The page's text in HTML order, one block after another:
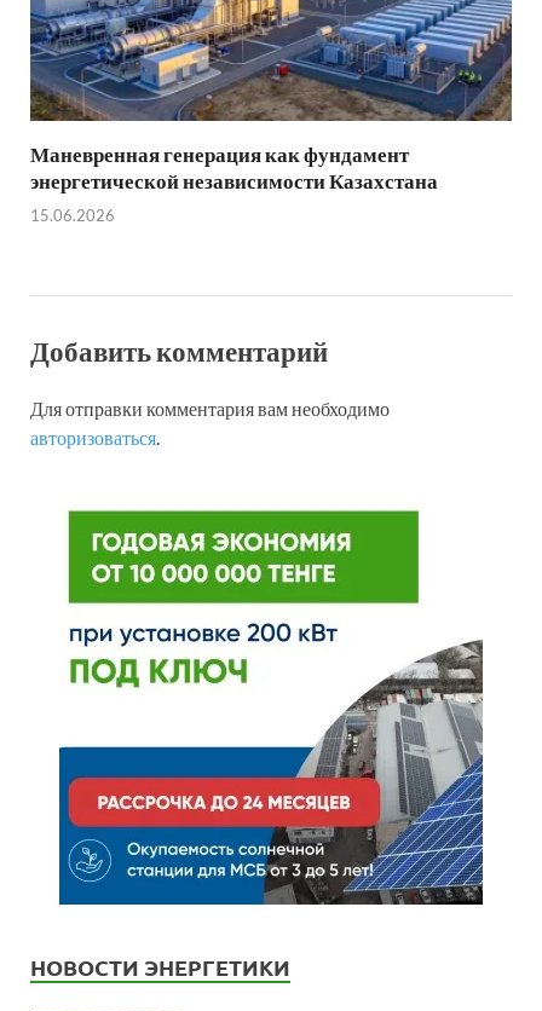
Маневренная генерация как фундамент
энергетической независимости Казахстана
15.06.2026
Добавить комментарий
Для отправки комментария вам необходимо
авторизоваться.
НОВОСТИ ЭНЕРГЕТИКИ